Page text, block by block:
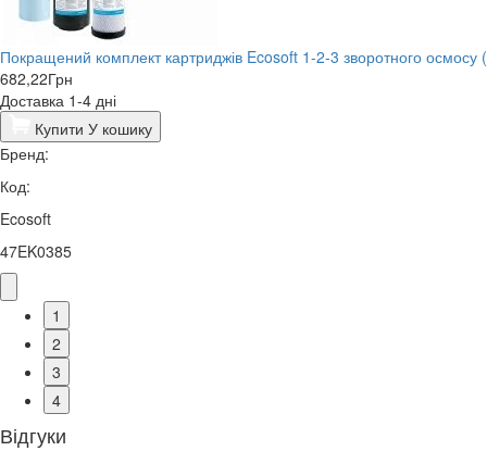
Покращений комплект картриджів Ecosoft 1-2-3 зворотного осмосу
682,22Грн
Доставка 1-4 дні
Купити У кошику
Бренд:
Код:
Ecosoft
47EK0385
1
2
3
4
Відгуки